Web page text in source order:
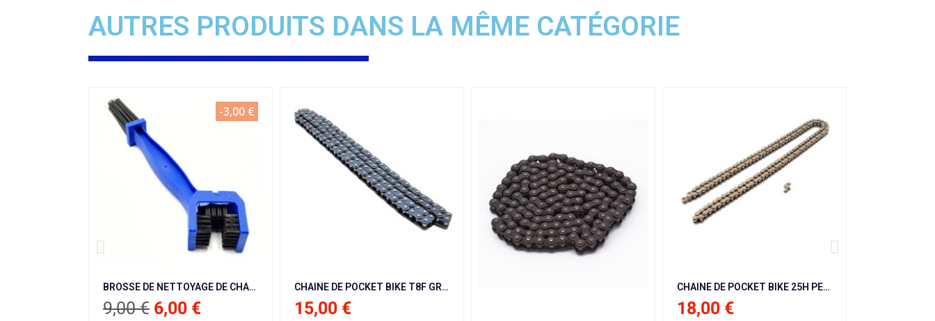
AUTRES PRODUITS DANS LA MÊME CATÉGORIE
-3,00 €
BROSSE DE NETTOYAGE DE CHAINE BLEU PIT BIKE/ DIRT BIKE/ QUAD / MOTO/ VELO CHAINE DE POCKET BIKE T8F GROS MAILLONS
15,00 €
CHAINE DE POCKET BIKE 25H PETIT MAILLONS + ATTACHE RAPIDE